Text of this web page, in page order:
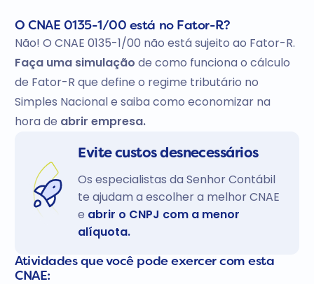
O CNAE 0135-1/00 está no Fator-R?
Não! O CNAE 0135-1/00 não está sujeito ao Fator-R.
Faça uma simulação de como funciona o cálculo
de Fator-R que define o regime tributário no
Simples Nacional e saiba como economizar na
hora de abrir empresa.
Evite custos desnecessários
Os especialistas da Senhor Contábil
te ajudam a escolher a melhor CNAE
e abrir o CNPJ com a menor
alíquota.
Atividades que você pode exercer com esta
CNAE: